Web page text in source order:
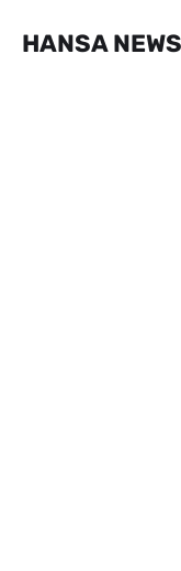
HANSA NEWS